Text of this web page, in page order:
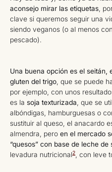
aconsejo mirar las etiquetas ,
clave si queremos seguir una
siendo veganos (o al menos
pescado).
Una buena opción es el seitán,
gluten del trigo , que se puede
por ejemplo, con unos
es la soja texturizada , que se
albóndigas, hamburguesas o
sustituir al queso, el anacardo
almendra, pero en el mercado
“quesos” con base de leche de
levadura nutricional2 , con leve